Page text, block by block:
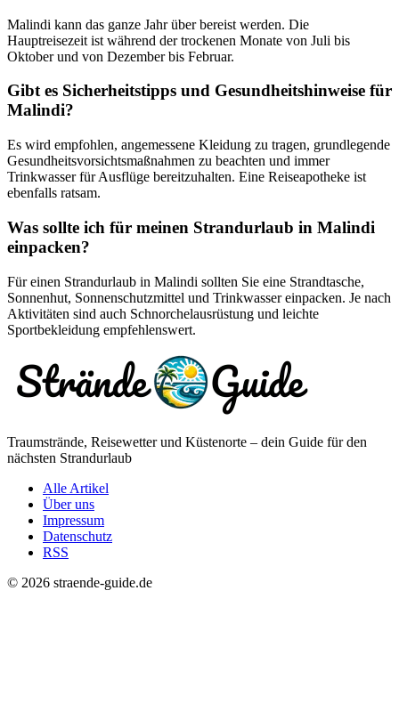
Malindi kann das ganze Jahr über bereist werden. Die
Hauptreisezeit ist während der trockenen Monate von Juli bis
Oktober und von Dezember bis Februar.
Gibt es Sicherheitstipps und Gesundheitshinweise für
Malindi?
Es wird empfohlen, angemessene Kleidung zu tragen, grundlegende
Gesundheitsvorsichtsmaßnahmen zu beachten und immer
Trinkwasser für Ausflüge bereitzuhalten. Eine Reiseapotheke ist
ebenfalls ratsam.
Was sollte ich für meinen Strandurlaub in Malindi
einpacken?
Für einen Strandurlaub in Malindi sollten Sie eine Strandtasche,
Sonnenhut, Sonnenschutzmittel und Trinkwasser einpacken. Je nach
Aktivitäten sind auch Schnorchelausrüstung und leichte
Sportbekleidung empfehlenswert.
Traumstrände, Reisewetter und Küstenorte – dein Guide für den
nächsten Strandurlaub
Alle Artikel
Über uns
Impressum
Datenschutz
RSS
© 2026 straende-guide.de